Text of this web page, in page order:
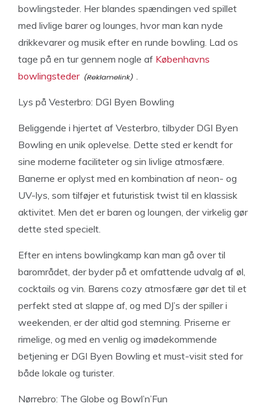
bowlingsteder. Her blandes spændingen ved spillet
med livlige barer og lounges, hvor man kan nyde
drikkevarer og musik efter en runde bowling. Lad os
tage på en tur gennem nogle af Københavns
bowlingsteder
.
Lys på Vesterbro: DGI Byen Bowling
Beliggende i hjertet af Vesterbro, tilbyder DGI Byen
Bowling en unik oplevelse. Dette sted er kendt for
sine moderne faciliteter og sin livlige atmosfære.
Banerne er oplyst med en kombination af neon- og
UV-lys, som tilføjer et futuristisk twist til en klassisk
aktivitet. Men det er baren og loungen, der virkelig gør
dette sted specielt.
Efter en intens bowlingkamp kan man gå over til
barområdet, der byder på et omfattende udvalg af øl,
cocktails og vin. Barens cozy atmosfære gør det til et
perfekt sted at slappe af, og med DJ’s der spiller i
weekenden, er der altid god stemning. Priserne er
rimelige, og med en venlig og imødekommende
betjening er DGI Byen Bowling et must-visit sted for
både lokale og turister.
Nørrebro: The Globe og Bowl’n’Fun